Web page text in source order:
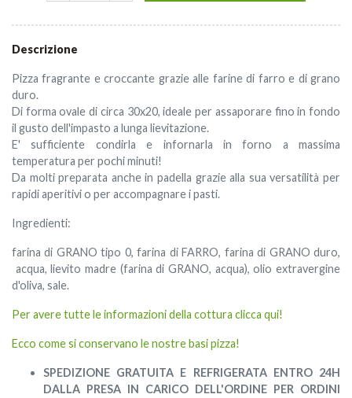
Descrizione
Pizza fragrante e croccante grazie alle farine di farro e di grano
duro.
Di forma ovale di circa 30x20, ideale per assaporare fino in fondo
il gusto dell'impasto a lunga lievitazione.
E' sufficiente condirla e infornarla in forno a massima
temperatura per pochi minuti!
Da molti preparata anche in padella grazie alla sua versatilità per
rapidi aperitivi o per accompagnare i pasti.
Ingredienti:
farina di GRANO tipo 0, farina di FARRO, farina di GRANO duro,
acqua, lievito madre (farina di GRANO, acqua), olio extravergine
d'oliva, sale.
Per avere tutte le informazioni della cottura clicca qui!
Ecco come si conservano le nostre basi pizza!
SPEDIZIONE GRATUITA E REFRIGERATA ENTRO 24H
DALLA PRESA IN CARICO DELL'ORDINE PER ORDINI